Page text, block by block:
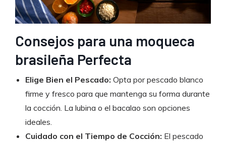
Consejos para una moqueca
brasileña Perfecta
Elige Bien el Pescado: Opta por pescado blanco
firme y fresco para que mantenga su forma durante
la cocción. La lubina o el bacalao son opciones
ideales.
Cuidado con el Tiempo de Cocción: El pescado